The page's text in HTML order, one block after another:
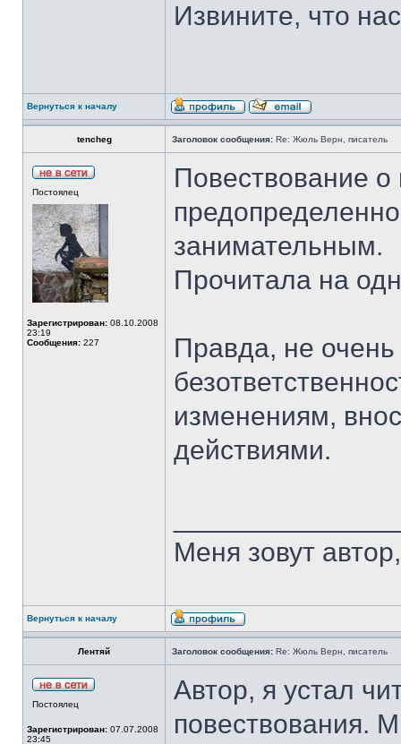
Извините, что
Вернуться к началу
tencheg Заголовок сообщения: Re: Жюль Верн, писатель
Постоялец
Зарегистрирован: 08.10.2008
23:19
Сообщения: 227
Повествование о
занимательным.
Прочитала на
Правда, не
изменениям,
действиями.
Меня зовут
Вернуться к началу
Лентяй Заголовок сообщения: Re: Жюль Верн, писатель
Постоялец
Зарегистрирован: 07.07.2008
23:45
Автор, я устал
повествования.